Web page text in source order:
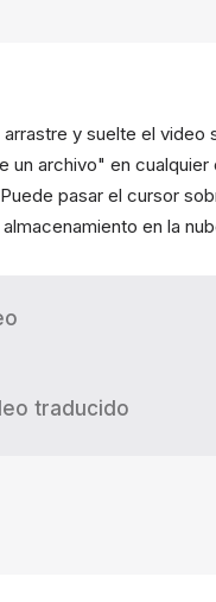
y suelte el video
un archivo" en
pasar el cursor
en la
traducido